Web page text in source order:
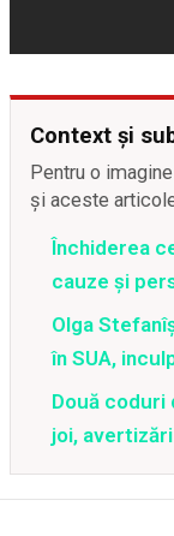
Context și
Pentru o
și aceste
Închiderea
cauze și
Olga
în SUA,
Două coduri
joi,